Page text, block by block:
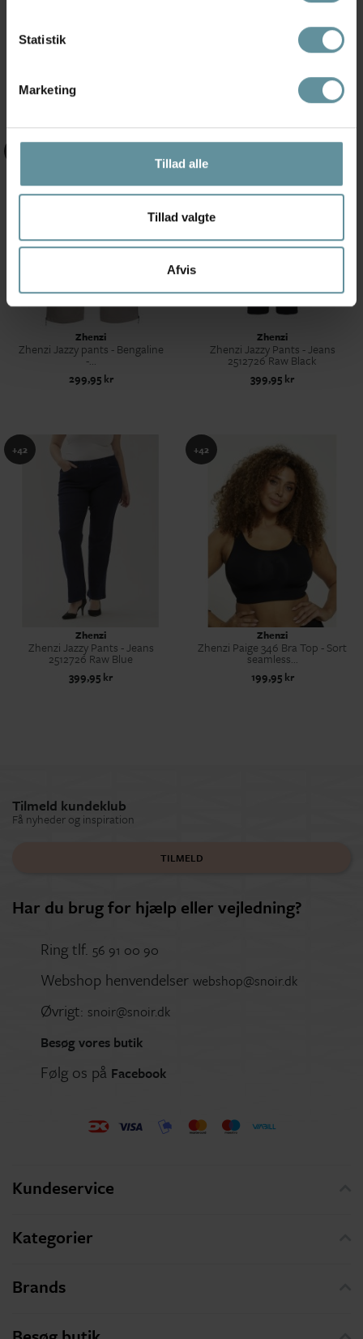
Statistik
Marketing
Tillad alle
Tillad valgte
Afvis
Zhenzi Jazzy pants - Bengaline -
Zhenzi
Zhenzi Jazzy pants - Bengaline
-...
299,95 kr
Zhenzi
Zhenzi Jazzy Pants - Jeans
2512726 Raw Black
399,95 kr
+42
Zhenzi
Zhenzi Jazzy Pants - Jeans
2512726 Raw Blue
399,95 kr
+42
Zhenzi
Zhenzi Paige 346 Bra Top - Sort
seamless...
199,95 kr
Tilmeld kundeklub
Få nyheder og inspiration
TILMELD
Har du brug for hjælp eller vejledning?
Ring tlf. 56 91 00 90
Webshop henvendelser webshop@snoir.dk
Øvrigt: snoir@snoir.dk
Besøg vores butik
Følg os på Facebook
Kundeservice
Kategorier
Brands